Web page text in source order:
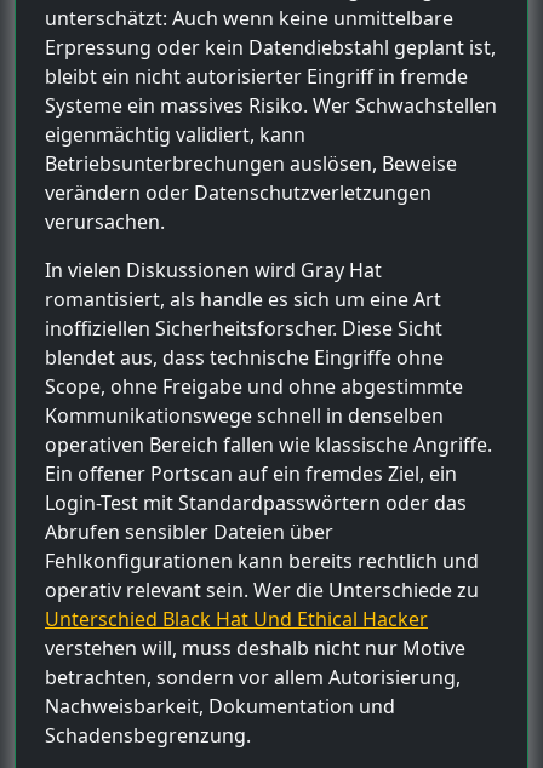
unterschätzt: Auch wenn keine unmittelbare
Erpressung oder kein Datendiebstahl geplant ist,
bleibt ein nicht autorisierter Eingriff in fremde
Systeme ein massives Risiko. Wer Schwachstellen
eigenmächtig validiert, kann
Betriebsunterbrechungen auslösen, Beweise
verändern oder Datenschutzverletzungen
verursachen.
In vielen Diskussionen wird Gray Hat
romantisiert, als handle es sich um eine Art
inoffiziellen Sicherheitsforscher. Diese Sicht
blendet aus, dass technische Eingriffe ohne
Scope, ohne Freigabe und ohne abgestimmte
Kommunikationswege schnell in denselben
operativen Bereich fallen wie klassische Angriffe.
Ein offener Portscan auf ein fremdes Ziel, ein
Login-Test mit Standardpasswörtern oder das
Abrufen sensibler Dateien über
Fehlkonfigurationen kann bereits rechtlich und
operativ relevant sein. Wer die Unterschiede zu
Unterschied Black Hat Und Ethical Hacker
verstehen will, muss deshalb nicht nur Motive
betrachten, sondern vor allem Autorisierung,
Nachweisbarkeit, Dokumentation und
Schadensbegrenzung.